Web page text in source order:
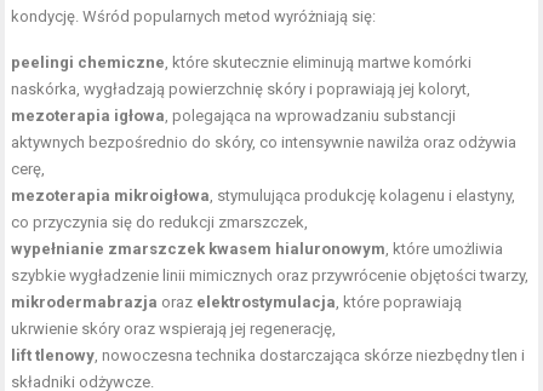
kondycję. Wśród popularnych metod wyróżniają się:
peelingi chemiczne, które skutecznie eliminują martwe komórki
naskórka, wygładzają powierzchnię skóry i poprawiają jej koloryt,
mezoterapia igłowa, polegająca na wprowadzaniu substancji
aktywnych bezpośrednio do skóry, co intensywnie nawilża oraz odżywia
cerę,
mezoterapia mikroigłowa, stymulująca produkcję kolagenu i elastyny,
co przyczynia się do redukcji zmarszczek,
wypełnianie zmarszczek kwasem hialuronowym, które umożliwia
szybkie wygładzenie linii mimicznych oraz przywrócenie objętości twarzy,
mikrodermabrazja oraz elektrostymulacja, które poprawiają
ukrwienie skóry oraz wspierają jej regenerację,
lift tlenowy, nowoczesna technika dostarczająca skórze niezbędny tlen i
składniki odżywcze.